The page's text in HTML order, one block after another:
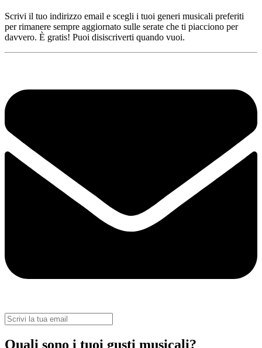
Scrivi il tuo indirizzo email e scegli i tuoi generi musicali preferiti
per rimanere sempre aggiornato sulle serate che ti piacciono per
davvero. È gratis! Puoi disiscriverti quando vuoi.
Quali sono i tuoi gusti musicali?